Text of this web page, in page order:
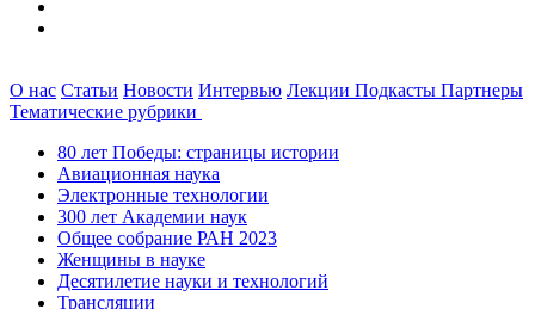
О нас Статьи Новости Интервью Лекции Подкасты Партнеры
Тематические рубрики
80 лет Победы: страницы истории
Авиационная наука
Электронные технологии
300 лет Академии наук
Общее собрание РАН 2023
Женщины в науке
Десятилетие науки и технологий
Трансляции